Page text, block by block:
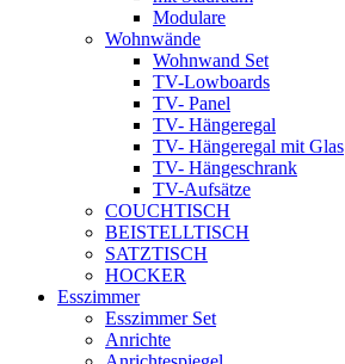
Modulare
Wohnwände
Wohnwand Set
TV-Lowboards
TV- Panel
TV- Hängeregal
TV- Hängeregal mit Glas
TV- Hängeschrank
TV-Aufsätze
COUCHTISCH
BEISTELLTISCH
SATZTISCH
HOCKER
Esszimmer
Esszimmer Set
Anrichte